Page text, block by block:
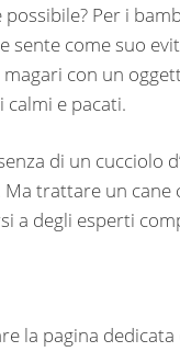
Per i
sente come suo
con un
e pacati.
di un cucciolo
trattare un cane
a degli esperti
la pagina